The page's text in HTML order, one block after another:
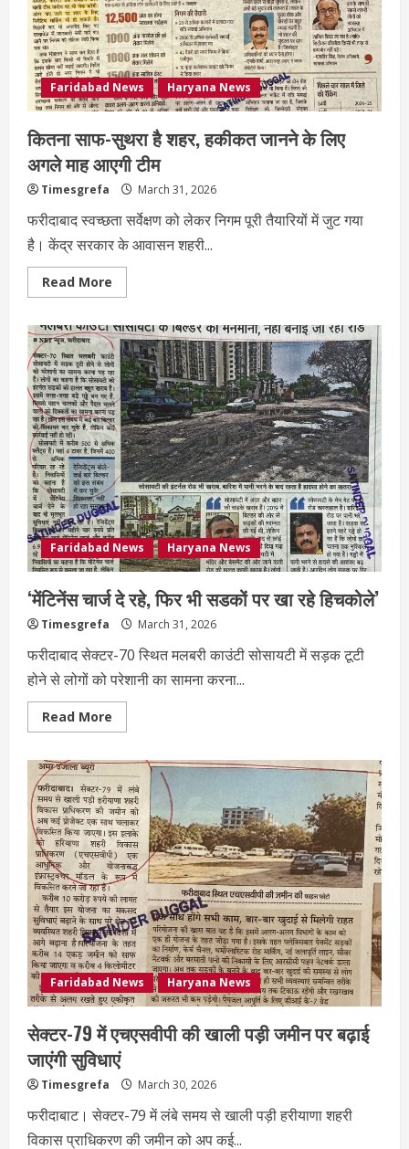
Faridabad News Haryana News
कितना साफ-सुथरा है शहर, हकीकत जानने के लिए
अगले माह आएगी टीम
Timesgrefa March 31, 2026
फरीदाबाद स्वच्छता सर्वेक्षण को लेकर निगम पूरी तैयारियों में जुट गया
है। केंद्र सरकार के आवासन शहरी...
Read More
Faridabad News Haryana News
‘मेंटिनेंस चार्ज दे रहे, फिर भी सडकों पर खा रहे हिचकोले’
Timesgrefa March 31, 2026
फरीदाबाद सेक्टर-70 स्थित मलबरी काउंटी सोसायटी में सड़क टूटी
होने से लोगों को परेशानी का सामना करना...
Read More
Faridabad News Haryana News
सेक्टर-79 में एचएसवीपी की खाली पड़ी जमीन पर बढ़ाई
जाएंगी सुविधाएं
Timesgrefa March 30, 2026
फरीदाबाट। सेक्टर-79 में लंबे समय से खाली पड़ी हरीयाणा शहरी
विकास प्राधिकरण की जमीन को अप कई...